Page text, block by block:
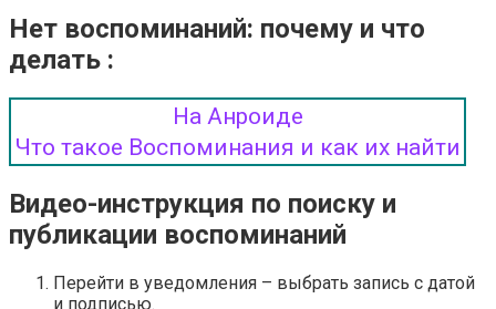
Нет воспоминаний: почему и что
делать :
На Анроиде
Что такое Воспоминания и как их найти
Видео-инструкция по поиску и
публикации воспоминаний
Перейти в уведомления – выбрать запись с датой
и подписью.